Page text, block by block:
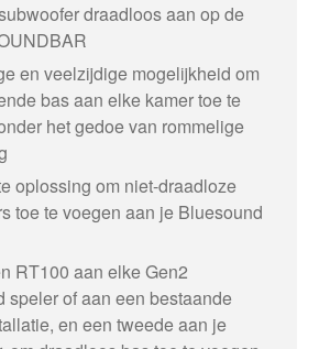
draadloos aan op de
en veelzijdige mogelijkheid om
bas aan elke kamer toe te
het gedoe van rommelige
oplossing om niet-draadloze
toe te voegen aan je Bluesound
RT100 aan elke Gen2
speler of aan een bestaande
en een tweede aan je